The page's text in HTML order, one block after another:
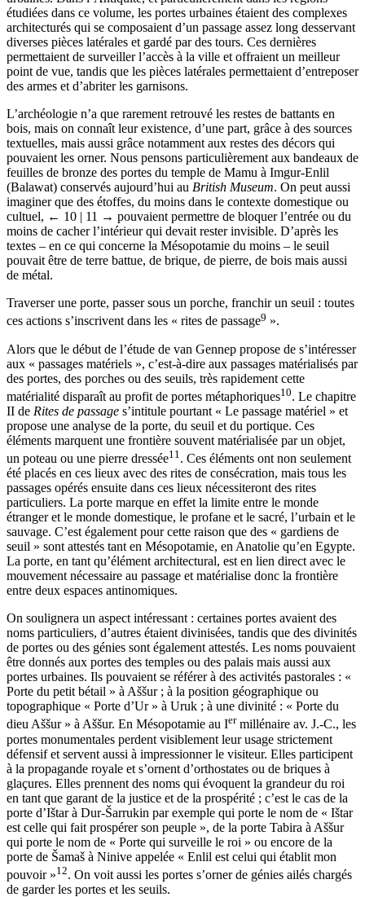
étudiées dans ce volume, les portes urbaines étaient des complexes
architecturés qui se composaient d’un passage assez long desservant
diverses pièces latérales et gardé par des tours. Ces dernières
permettaient de surveiller l’accès à la ville et offraient un meilleur
point de vue, tandis que les pièces latérales permettaient d’entreposer
des armes et d’abriter les garnisons.
L’archéologie n’a que rarement retrouvé les restes de battants en
bois, mais on connaît leur existence, d’une part, grâce à des sources
textuelles, mais aussi grâce notamment aux restes des décors qui
pouvaient les orner. Nous pensons particulièrement aux bandeaux de
feuilles de bronze des portes du temple de Mamu à Imgur-Enlil
(Balawat) conservés aujourd’hui au British Museum. On peut aussi
imaginer que des étoffes, du moins dans le contexte domestique ou
cultuel, ← 10 | 11 → pouvaient permettre de bloquer l’entrée ou du
moins de cacher l’intérieur qui devait rester invisible. D’après les
textes – en ce qui concerne la Mésopotamie du moins – le seuil
pouvait être de terre battue, de brique, de pierre, de bois mais aussi
de métal.
Traverser une porte, passer sous un porche, franchir un seuil : toutes
ces actions s’inscrivent dans les « rites de passage9 ».
Alors que le début de l’étude de van Gennep propose de s’intéresser
aux « passages matériels », c’est-à-dire aux passages matérialisés par
des portes, des porches ou des seuils, très rapidement cette
matérialité disparaît au profit de portes métaphoriques10. Le chapitre
II de Rites de passage s’intitule pourtant « Le passage matériel » et
propose une analyse de la porte, du seuil et du portique. Ces
éléments marquent une frontière souvent matérialisée par un objet,
un poteau ou une pierre dressée11 . Ces éléments ont non seulement
été placés en ces lieux avec des rites de consécration, mais tous les
passages opérés ensuite dans ces lieux nécessiteront des rites
particuliers. La porte marque en effet la limite entre le monde
étranger et le monde domestique, le profane et le sacré, l’urbain et le
sauvage. C’est également pour cette raison que des « gardiens de
seuil » sont attestés tant en Mésopotamie, en Anatolie qu’en Egypte.
La porte, en tant qu’élément architectural, est en lien direct avec le
mouvement nécessaire au passage et matérialise donc la frontière
entre deux espaces antinomiques.
On soulignera un aspect intéressant : certaines portes avaient des
noms particuliers, d’autres étaient divinisées, tandis que des divinités
de portes ou des génies sont également attestés. Les noms pouvaient
être donnés aux portes des temples ou des palais mais aussi aux
portes urbaines. Ils pouvaient se référer à des activités pastorales : «
Porte du petit bétail » à Aššur ; à la position géographique ou
topographique « Porte d’Ur » à Uruk ; à une divinité : « Porte du
dieu Aššur » à Aššur. En Mésopotamie au Iermillénaire av. J.-C., les
portes monumentales perdent visiblement leur usage strictement
défensif et servent aussi à impressionner le visiteur. Elles participent
à la propagande royale et s’ornent d’orthostates ou de briques à
glaçures. Elles prennent des noms qui évoquent la grandeur du roi
en tant que garant de la justice et de la prospérité ; c’est le cas de la
porte d’Ištar à Dur-Šarrukin par exemple qui porte le nom de « Ištar
est celle qui fait prospérer son peuple », de la porte Tabira à Aššur
qui porte le nom de « Porte qui surveille le roi » ou encore de la
porte de Šamaš à Ninive appelée « Enlil est celui qui établit mon
pouvoir »12. On voit aussi les portes s’orner de génies ailés chargés
de garder les portes et les seuils.